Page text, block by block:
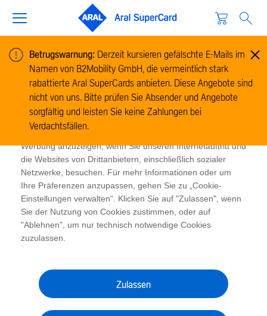
Cookie-Informationen
Wir verwenden Cookies, um Informationen zur Nutzung
unserer Website zu sammeln und zu analysieren und um
das Funktionieren der Website zu ermöglichen. Cookies
Werbung anzuzeigen, wenn Sie unseren Internetauftritt und
die Websites von Drittanbietern, einschließlich sozialer
Netzwerke, besuchen. Für mehr Informationen oder um
Ihre Präferenzen anzupassen, gehen Sie zu „Cookie-
Einstellungen verwalten“. Klicken Sie auf "Zulassen", wenn
Sie der Nutzung von Cookies zustimmen, oder auf
"Ablehnen", um nur technisch notwendige Cookies
zuzulassen.
Zulassen
Betrugswarnung: Derzeit kursieren gefälschte E-Mails im
Namen von B2Mobility GmbH, die vermeintlich stark
rabattierte Aral SuperCards anbieten. Diese Angebote sind
nicht von uns. Bitte prüfen Sie Absender und Angebote
sorgfältig und leisten Sie keine Zahlungen bei
Verdachtsfällen.